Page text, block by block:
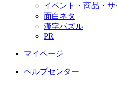
イベント・商品・サ
面白ネタ
漢字パズル
PR
マイページ
ヘルプセンター